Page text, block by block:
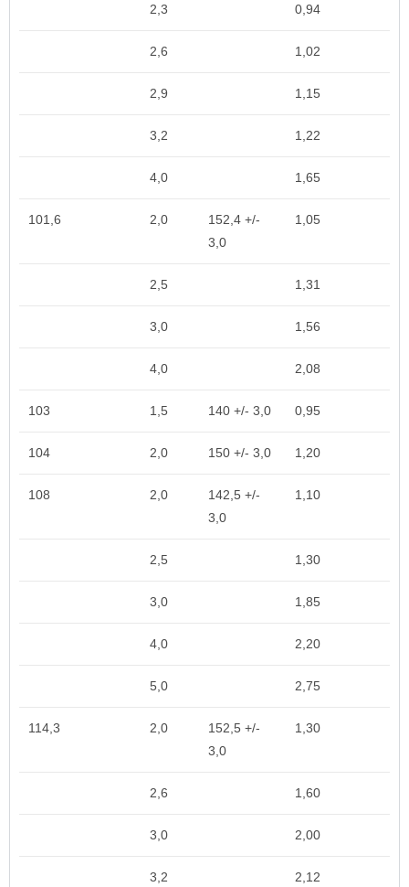
2,3 0,94
2,6 1,02
2,9 1,15
3,2 1,22
4,0 1,65
101,6 2,0
152,4 +/-
3,0
1,05
2,5 1,31
3,0 1,56
4,0 2,08
103 1,5 140 +/- 3,0 0,95
104 2,0 150 +/- 3,0 1,20
108 2,0
142,5 +/-
3,0
1,10
2,5 1,30
3,0 1,85
4,0 2,20
5,0 2,75
114,3 2,0
152,5 +/-
3,0
1,30
2,6 1,60
3,0 2,00
3,2 2,12